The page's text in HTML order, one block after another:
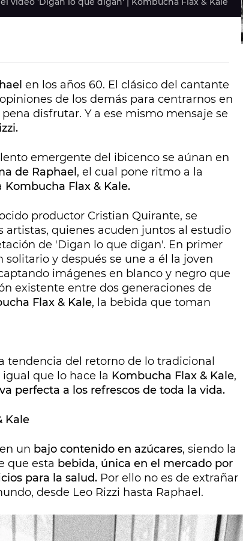
en los años 60. El clásico del cantante
de los demás para centrarnos en
disfrutar. Y a ese mismo mensaje se
emergente del ibicenco se aúnan en
de Raphael , el cual pone ritmo a la
Kombucha Flax & Kale.
productor Cristian Quirante, se
quienes acuden juntos al estudio
de 'Digan lo que digan'. En primer
solitario y después se une a él la joven
imágenes en blanco y negro que
existente entre dos generaciones de
Flax & Kale, la bebida que toman
tendencia del retorno de lo tradicional
que lo hace la Kombucha Flax & Kale,
perfecta a los refrescos de toda la vida.
Kale
un bajo contenido en azúcares, siendo la
que esta bebida, única en el mercado por
para la salud. Por ello no es de extrañar
desde Leo Rizzi hasta Raphael.